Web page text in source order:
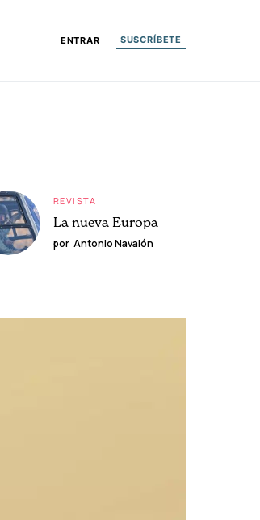
ENTRAR SUSCRÍBETE
REVISTA
La nueva Europa
por Antonio Navalón